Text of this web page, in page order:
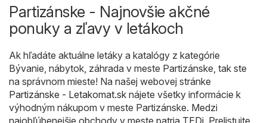
Partizánske - Najnovšie akčné
ponuky a zľavy v letákoch
Ak hľadáte aktuálne letáky a katalógy z kategórie
Bývanie, nábytok, záhrada v meste Partizánske, tak ste
na správnom mieste! Na našej webovej stránke
Partizánske - Letakomat.sk nájete všetky informácie k
výhodným nákupom v meste Partizánske. Medzi